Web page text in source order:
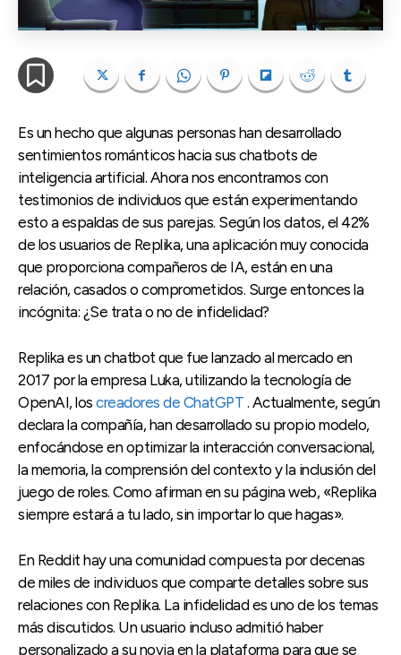
Es un hecho que algunas personas han desarrollado
sentimientos románticos hacia sus chatbots de
inteligencia artificial. Ahora nos encontramos con
testimonios de individuos que están experimentando
esto a espaldas de sus parejas. Según los datos, el 42%
de los usuarios de Replika, una aplicación muy conocida
que proporciona compañeros de IA, están en una
relación, casados o comprometidos. Surge entonces la
incógnita: ¿Se trata o no de infidelidad?
Replika es un chatbot que fue lanzado al mercado en
2017 por la empresa Luka, utilizando la tecnología de
OpenAI, los creadores de ChatGPT . Actualmente, según
declara la compañía, han desarrollado su propio modelo,
enfocándose en optimizar la interacción conversacional,
la memoria, la comprensión del contexto y la inclusión del
juego de roles. Como afirman en su página web, «Replika
siempre estará a tu lado, sin importar lo que hagas».
En Reddit hay una comunidad compuesta por decenas
de miles de individuos que comparte detalles sobre sus
relaciones con Replika. La infidelidad es uno de los temas
más discutidos. Un usuario incluso admitió haber
personalizado a su novia en la plataforma para que se